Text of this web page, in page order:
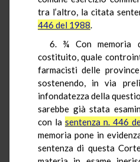
tra l’altro, la citata
446 del 1988.
6. ¾ Con memoria
costituito, quale
farmacisti delle
sostenendo, in via
infondatezza della
sarebbe già stata
con la sentenza n. 446
memoria pone in
sentenza di questa